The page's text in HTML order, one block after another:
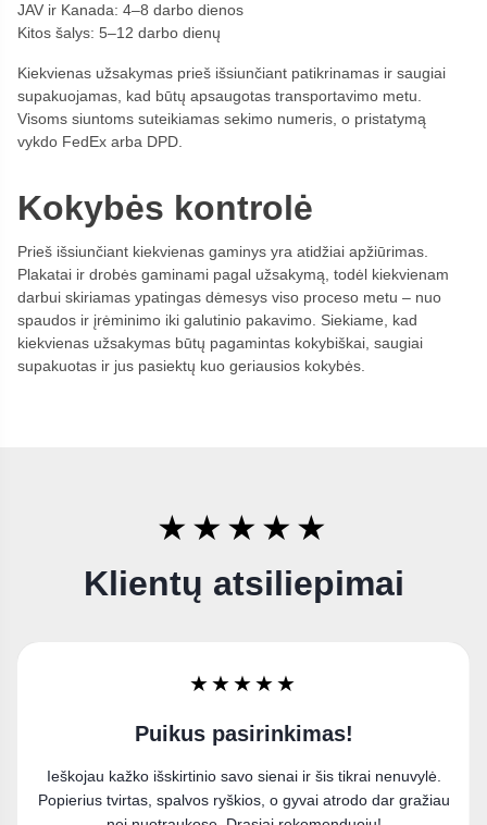
JAV ir Kanada: 4–8 darbo dienos
Kitos šalys: 5–12 darbo dienų
Kiekvienas užsakymas prieš išsiunčiant patikrinamas ir saugiai
supakuojamas, kad būtų apsaugotas transportavimo metu.
Visoms siuntoms suteikiamas sekimo numeris, o pristatymą
vykdo FedEx arba DPD.
Kokybės kontrolė
Prieš išsiunčiant kiekvienas gaminys yra atidžiai apžiūrimas.
Plakatai ir drobės gaminami pagal užsakymą, todėl kiekvienam
darbui skiriamas ypatingas dėmesys viso proceso metu – nuo
spaudos ir įrėminimo iki galutinio pakavimo. Siekiame, kad
kiekvienas užsakymas būtų pagamintas kokybiškai, saugiai
supakuotas ir jus pasiektų kuo geriausios kokybės.
★★★★★
Klientų atsiliepimai
★★★★★
Labai džiaugiuosi
Užsisakiau paveikslą ant drobės ir esu labai patenkinta
pirkiniu. Puikiai įsilieja į mano interjerą.